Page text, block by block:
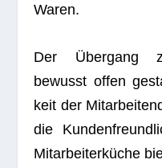
Waren.
Der Über­gang
bewusst offen
keit der
die
Mit­ar­bei­ter­kü­che